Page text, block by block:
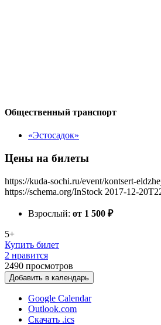
Общественный транспорт
«Эстосадок»
Цены на билеты
https://kuda-sochi.ru/event/kontsert-
https://schema.org/InStock 2017-12-
Взрослый: от 1 500 ₽
5+
Купить билет
2 нравится
2490 просмотров
Добавить в календарь
Google Calendar
Outlook.com
Скачать .ics